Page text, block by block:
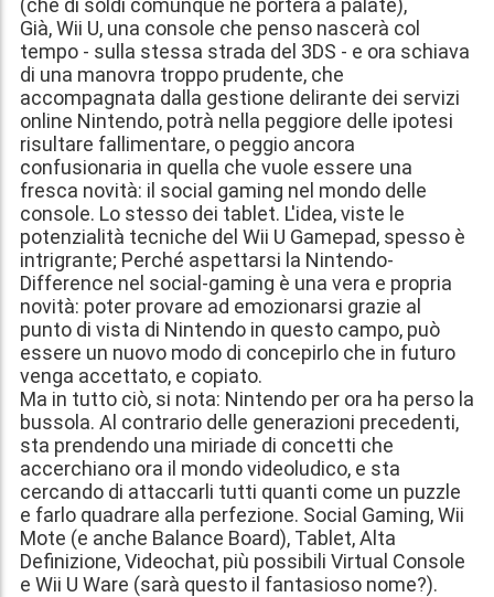
Già, Wii U, una console che penso nascerà col
tempo - sulla stessa strada del 3DS - e ora schiava
di una manovra troppo prudente, che
accompagnata dalla gestione delirante dei servizi
online Nintendo, potrà nella peggiore delle ipotesi
risultare fallimentare, o peggio ancora
confusionaria in quella che vuole essere una
fresca novità: il social gaming nel mondo delle
console. Lo stesso dei tablet. L'idea, viste le
potenzialità tecniche del Wii U Gamepad, spesso è
intrigrante; Perché aspettarsi la Nintendo-
Difference nel social-gaming è una vera e propria
novità: poter provare ad emozionarsi grazie al
punto di vista di Nintendo in questo campo, può
essere un nuovo modo di concepirlo che in futuro
venga accettato, e copiato.
Ma in tutto ciò, si nota: Nintendo per ora ha perso la
bussola. Al contrario delle generazioni precedenti,
sta prendendo una miriade di concetti che
accerchiano ora il mondo videoludico, e sta
cercando di attaccarli tutti quanti come un puzzle
e farlo quadrare alla perfezione. Social Gaming, Wii
Mote (e anche Balance Board), Tablet, Alta
Definizione, Videochat, più possibili Virtual Console
e Wii U Ware (sarà questo il fantasioso nome?).